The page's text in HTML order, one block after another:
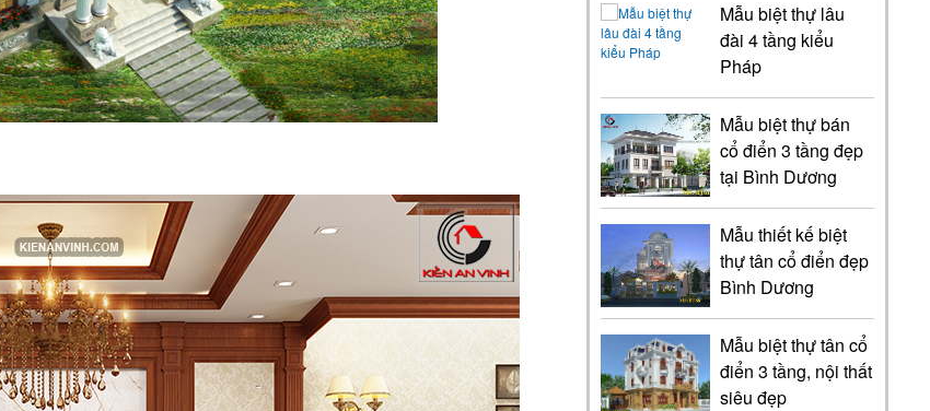
Mẫu biệt thự lâu
đài 4 tầng kiểu
Pháp
Mẫu biệt thự bán
cổ điển 3 tầng đẹp
tại Bình Dương
Mẫu thiết kế biệt
thự tân cổ điển đẹp
Bình Dương
Mẫu biệt thự tân cổ
điển 3 tầng, nội thất
siêu đẹp